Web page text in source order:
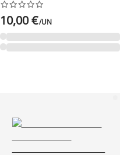






10,00 €/UN